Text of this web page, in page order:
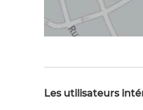
Les utilisateurs